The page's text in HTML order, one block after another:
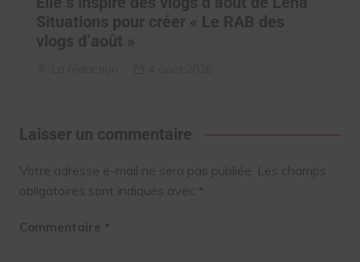
Situations pour créer « Le RAB des
vlogs d’août »
Laisser un commentaire
Votre adresse e-mail ne sera pas publiée. Les champs
obligatoires sont indiqués avec *
Commentaire *